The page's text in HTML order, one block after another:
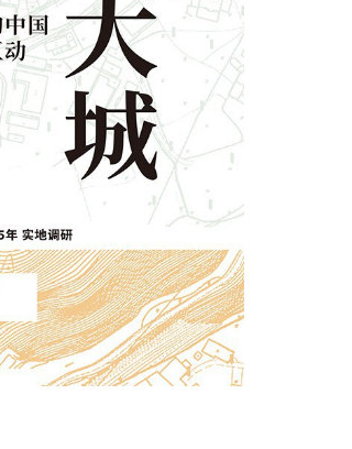
登录密码
记住登录
登录
社交账号登录